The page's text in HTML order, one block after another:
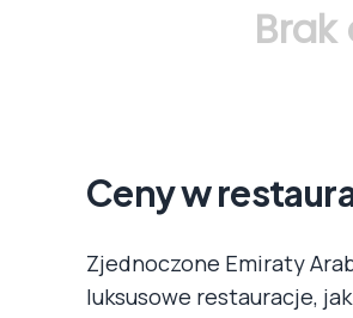
Ceny w
Zjednoczone Emiraty
luksusowe restauracje,